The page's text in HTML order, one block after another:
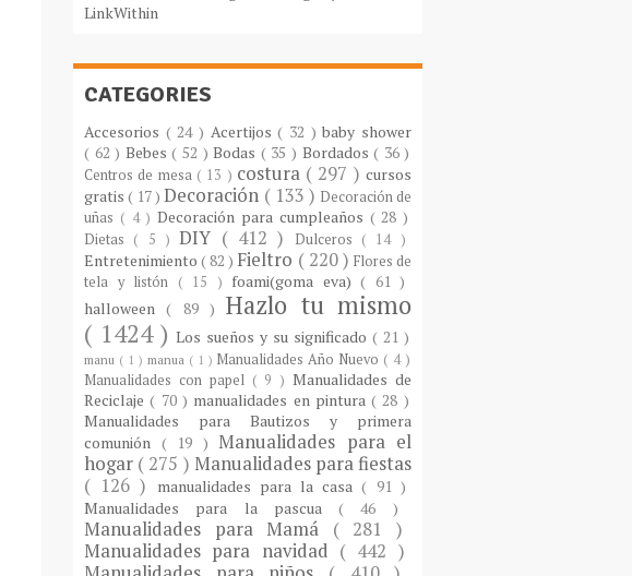
CATEGORIES
Accesorios ( 24 ) Acertijos( 32 )baby shower
( 62 ) Bebes( 52 )Bodas ( 35 ) Bordados( 36 )
Centros de mesa ( 13 ) costura ( 297 )cursos
gratis( 17 )Decoración ( 133 ) Decoración de
uñas ( 4 )Decoración para cumpleaños ( 28 )
Dietas ( 5 )DIY ( 412 ) Dulceros ( 14 )
Entretenimiento( 82 ) Fieltro ( 220 ) Flores de
tela y listón ( 15 ) foami(goma eva)( 61 )
halloween( 89 )Hazlo tu mismo
( 1424 ) Los sueños y su significado ( 21 )
manu ( 1 ) manua ( 1 ) Manualidades Año Nuevo ( 4 )
Manualidades con papel ( 9 )Manualidades de
Reciclaje( 70 ) manualidades en pintura( 28 )
Manualidades para Bautizos y primera
comunión ( 19 ) Manualidades para el
hogar ( 275 ) Manualidades para fiestas
( 126 )
manualidades para la casa( 91 )
Manualidades para la pascua( 46 )
Manualidades para Mamá ( 281 )
Manualidades para navidad ( 442 )